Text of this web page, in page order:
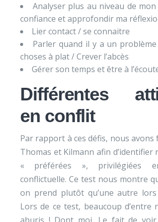
Analyser plus au niveau de
confiance et approfondir ma
Lier contact / se connaitre
Parler quand il y a un
choses à plat / Crever l’abcès
Gérer son temps et être à
Différentes
en conflit
Par rapport à ces défis, nous avons
Thomas et Kilmann afin d’identifier
« préférées », privilégiées
conflictuelle. Ce test nous montre
on prend plutôt qu’une autre lors
Lors de ce test, beaucoup d’entre